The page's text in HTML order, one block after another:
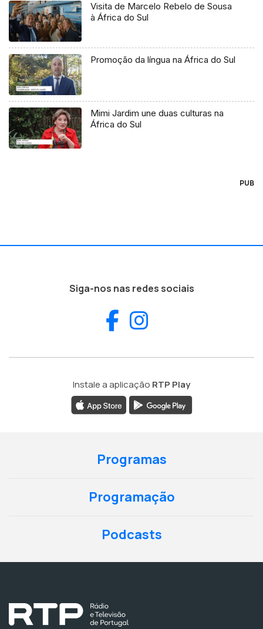
Visita de Marcelo Rebelo de Sousa
à África do Sul
Promoção da língua na África do Sul
Mimi Jardim une duas culturas na
África do Sul
PUB
Siga-nos nas redes sociais
Facebook
Instale a aplicação RTP Play
Programas
Programação
Podcasts